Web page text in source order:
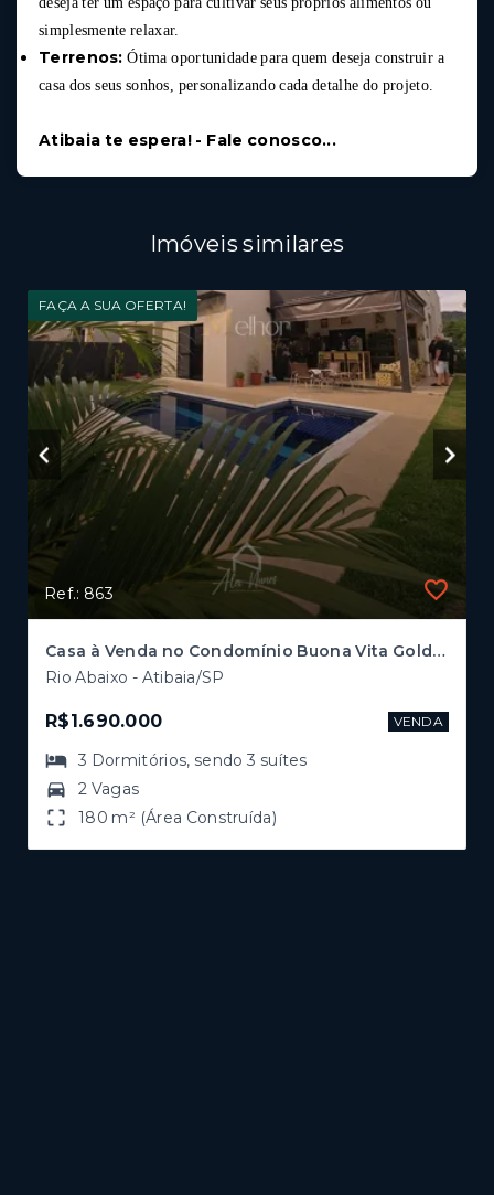
simplesmente relaxar.
Terrenos: Ótima oportunidade para quem deseja construir a
casa dos seus sonhos, personalizando cada detalhe do projeto.
Atibaia te espera! - Fale conosco...
Imóveis similares
FAÇA A SUA OFERTA!
Ref.: 863
Casa à Venda no Condomínio Buona Vita Gold – Atibaia/SP
Rio Abaixo - Atibaia/SP
R$1.690.000 VENDA
3 Dormitórios, sendo3 suítes
2 Vagas
180 m² (Área Construída)